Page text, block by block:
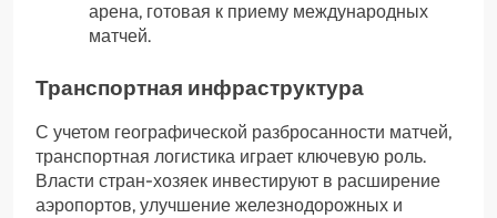
арена, готовая к приему международных
матчей.
Транспортная инфраструктура
С учетом географической разбросанности матчей,
транспортная логистика играет ключевую роль.
Власти стран-хозяек инвестируют в расширение
аэропортов, улучшение железнодорожных и